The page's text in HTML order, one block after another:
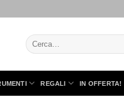
Cerca:
REGALI IN OFFERTA!